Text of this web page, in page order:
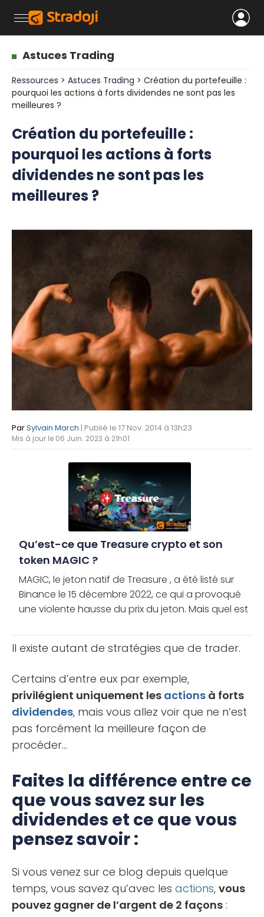
Astuces Trading
Ressources > Astuces Trading > Création du portefeuille :
pourquoi les actions à forts dividendes ne sont pas les
meilleures ?
Création du portefeuille :
pourquoi les actions à forts
dividendes ne sont pas les
meilleures ?
ParSylvain March | Publié le 17 Nov. 2014 à 13h23
Mis à jour le 06 Juin. 2023 à 21h01
Qu’est-ce que Treasure crypto et son
token MAGIC ?
MAGIC, le jeton natif de Treasure , a été listé sur
Binance le 15 décembre 2022, ce qui a provoqué
une violente hausse du prix du jeton. Mais quel est
Il existe autant de stratégies que de trader.
Certains d’entre eux par exemple,
privilégient uniquement les actions à forts
dividendes, mais vous allez voir que ne n’est
pas forcément la meilleure façon de
procéder…
Faites la différence entre ce
que vous savez sur les
dividendes et ce que vous
pensez savoir :
Si vous venez sur ce blog depuis quelque
temps, vous savez qu’avec les actions, vous
pouvez gagner de l’argent de 2 façons :